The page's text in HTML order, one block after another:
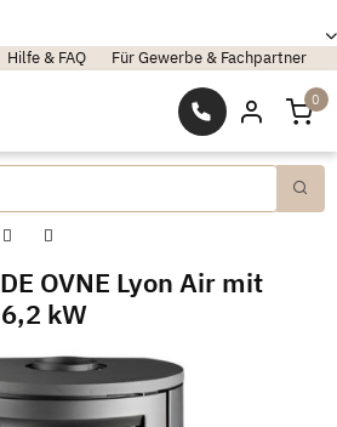
Hilfe & FAQ
Für Gewerbe & Fachpartner
0
OVNE Lyon Air mit
kW